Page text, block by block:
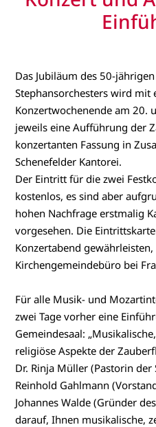
Das Jubiläum des 50-
Stephansorchesters wird mit
Konzertwochenende am 20.
jeweils eine Aufführung der
konzertanten Fassung in
Schenefelder Kantorei.
Der Eintritt für die zwei
kostenlos, es sind aber
hohen Nachfrage erstmalig
vorgesehen. Die
Konzertabend
Kirchengemeindebüro bei
Für alle Musik- und
zwei Tage vorher eine
Gemeindesaal:
religiöse Aspekte der
Dr. Rinja Müller (Pastorin der
Reinhold Gahlmann
Johannes Walde (Gründer
darauf, Ihnen musikalische,